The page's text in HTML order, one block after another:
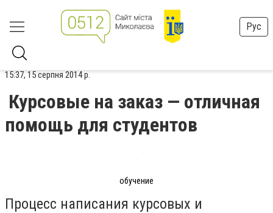
Рус
15:37, 15 серпня 2014 р.
Курсовые на заказ — отличная
помощь для студентов
обучение
Процесс написания курсовых и